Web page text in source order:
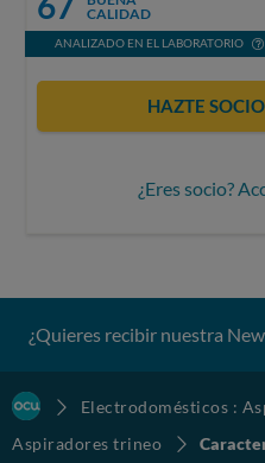
CALIDAD
ANALIZADO EN EL LABORATORIO
HAZTE
¿Eres socio?
¿Quieres recibir nuestra
Electrodomésticos :
Aspiradores trineo